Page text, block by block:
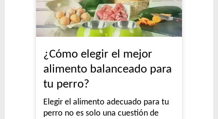
¿Cómo elegir el mejor
alimento balanceado para
tu perro?
Elegir el alimento adecuado para tu
perro no es solo una cuestión de